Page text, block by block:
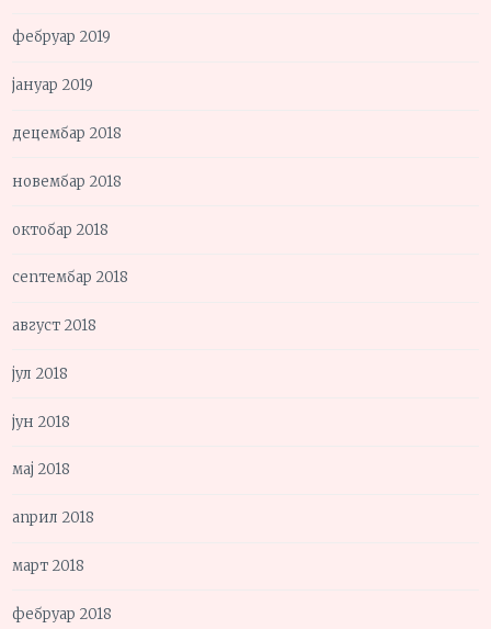
фебруар 2019
јануар 2019
децембар 2018
новембар 2018
октобар 2018
септембар 2018
август 2018
јул 2018
јун 2018
мај 2018
април 2018
март 2018
фебруар 2018